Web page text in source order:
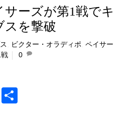
サーズが第1戦でキ
スを撃破
ビクター・オラディポ ,ペイサー
0
Li